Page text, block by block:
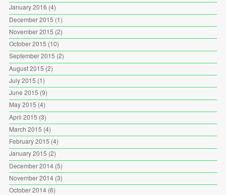
January 2016 (4)
December 2015 (1)
November 2015 (2)
October 2015 (10)
September 2015 (2)
August 2015 (2)
July 2015 (1)
June 2015 (9)
May 2015 (4)
April 2015 (3)
March 2015 (4)
February 2015 (4)
January 2015 (2)
December 2014(5)
November 2014(3)
October 2014(6)